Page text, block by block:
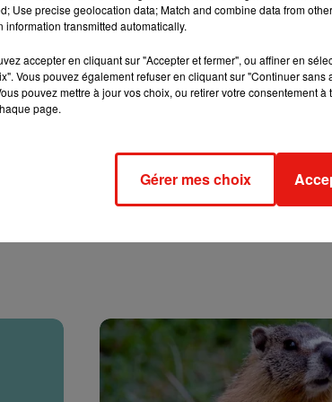
sur M6 avec la magnifaïk
Use precise geolocation data; Match and combine data from
information transmitted automatically.
accepter en cliquant sur "Accepter et fermer", ou affiner en
Vous pouvez également refuser en cliquant sur "Continuer
pouvez mettre à jour vos choix, ou retirer votre consentement
page.
Gérer mes choix